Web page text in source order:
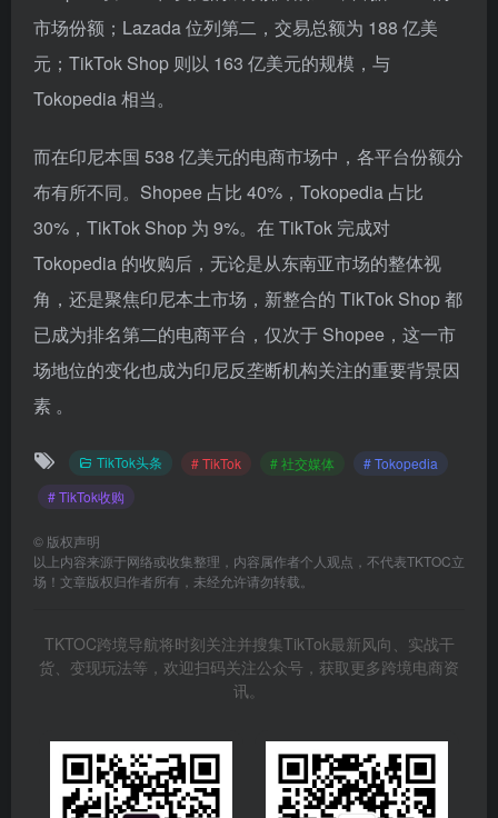
市场份额；Lazada 位列第二，交易总额为 188 亿美
元；TikTok Shop 则以 163 亿美元的规模，与
Tokopedia 相当。
而在印尼本国 538 亿美元的电商市场中，各平台份额分
布有所不同。Shopee 占比 40%，Tokopedia 占比
30%，TikTok Shop 为 9%。在 TikTok 完成对
Tokopedia 的收购后，无论是从东南亚市场的整体视
角，还是聚焦印尼本土市场，新整合的 TikTok Shop 都
已成为排名第二的电商平台，仅次于 Shopee，这一市
场地位的变化也成为印尼反垄断机构关注的重要背景因
素 。
TikTok头条 # TikTok # 社交媒体
# Tokopedia
# TikTok收购
© 版权声明
以上内容来源于网络或收集整理，内容属作者个人观点，不代表TKTOC立
场！文章版权归作者所有，未经允许请勿转载。
TKTOC跨境导航将时刻关注并搜集TikTok最新风向、实战干
货、变现玩法等，欢迎扫码关注公众号，获取更多跨境电商资
讯。